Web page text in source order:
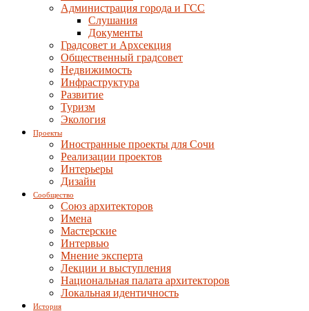
Администрация города и ГСС
Слушания
Документы
Градсовет и Архсекция
Общественный градсовет
Недвижимость
Инфраструктура
Развитие
Туризм
Экология
Проекты
Иностранные проекты для Сочи
Реализации проектов
Интерьеры
Дизайн
Сообщество
Союз архитекторов
Имена
Мастерские
Интервью
Мнение эксперта
Лекции и выступления
Национальная палата архитекторов
Локальная идентичность
История